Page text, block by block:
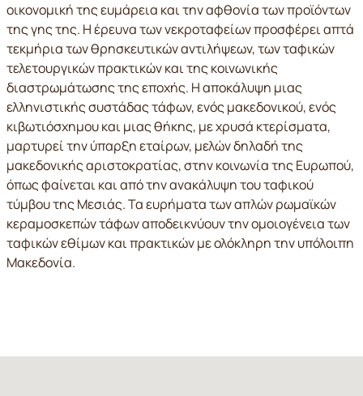
οικονομική της ευμάρεια και την αφθονία των προϊόντων
της γης της. Η έρευνα των νεκροταφείων προσφέρει απτά
τεκμήρια των θρησκευτικών αντιλήψεων, των ταφικών
τελετουργικών πρακτικών και της κοινωνικής
διαστρωμάτωσης της εποχής. Η αποκάλυψη μιας
ελληνιστικής συστάδας τάφων, ενός μακεδονικού, ενός
κιβωτιόσχημου και μιας θήκης, με χρυσά κτερίσματα,
μαρτυρεί την ύπαρξη εταίρων, μελών δηλαδή της
μακεδονικής αριστοκρατίας, στην κοινωνία της Ευρωπού,
όπως φαίνεται και από την ανακάλυψη του ταφικού
τύμβου της Μεσιάς. Τα ευρήματα των απλών ρωμαϊκών
κεραμοσκεπών τάφων αποδεικνύουν την ομοιογένεια των
ταφικών εθίμων και πρακτικών με ολόκληρη την υπόλοιπη
Μακεδονία.